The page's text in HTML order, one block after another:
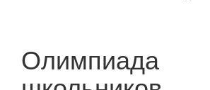
Олимпиада